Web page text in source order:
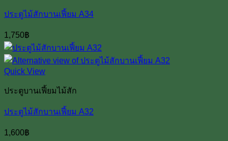
ประตูไม้สักบานเฟี้ยม A34
1,750฿
Quick View
ประตูบานเฟี้ยมไม้สัก
ประตูไม้สักบานเฟี้ยม A32
1,600฿